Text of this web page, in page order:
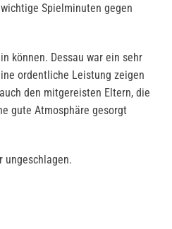
Spielminuten gegen
können. Dessau war ein sehr
ordentliche Leistung zeigen
den mitgereisten Eltern, die
gute Atmosphäre gesorgt
ungeschlagen.